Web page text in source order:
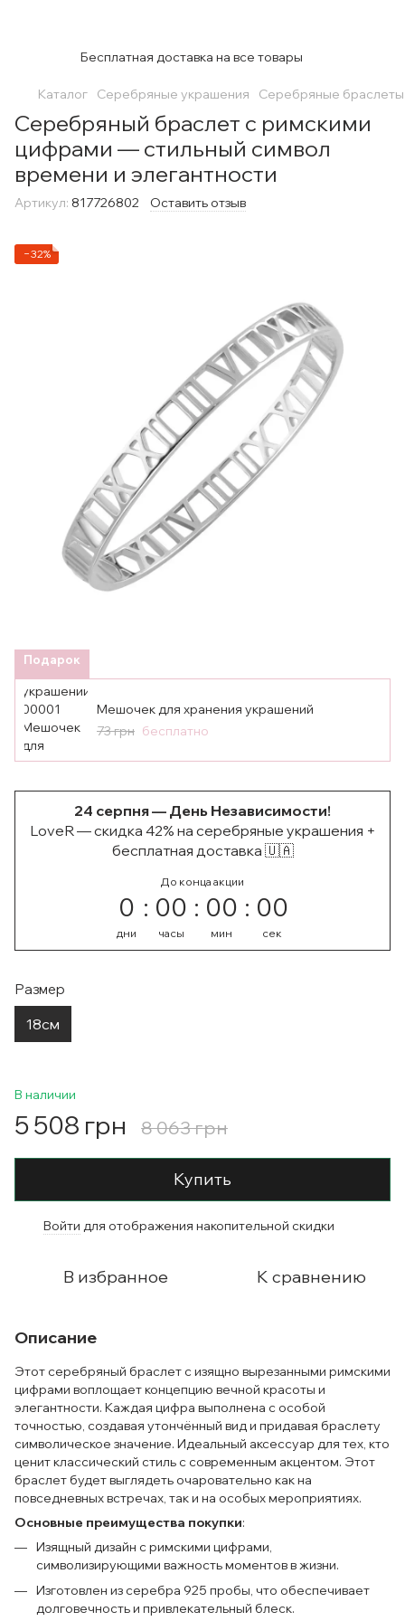
Бесплатная доставка на все товары
Каталог Серебряные украшения Серебряные браслеты
Серебряный браслет с римскими
цифрами — стильный символ
времени и элегантности
Артикул: 817726802 Оставить отзыв
−32%
Подарок
Мешочек для хранения украшений
73 грн бесплатно
24 серпня — День Независимости!
LoveR — скидка 42% на серебряные украшения +
бесплатная доставка 🇺🇦
До конца акции
0
дни
00
часы
00
мин
00
сек
Размер
18см
В наличии
5 508 грн 8 063 грн
Купить
Войти для отображения накопительной скидки
В избранное К сравнению
Описание
Этот серебряный браслет с изящно вырезанными римскими
цифрами воплощает концепцию вечной красоты и
элегантности. Каждая цифра выполнена с особой
точностью, создавая утончённый вид и придавая браслету
символическое значение. Идеальный аксессуар для тех, кто
ценит классический стиль с современным акцентом. Этот
браслет будет выглядеть очаровательно как на
повседневных встречах, так и на особых мероприятиях.
Основные преимущества покупки:
Изящный дизайн с римскими цифрами,
символизирующими важность моментов в жизни.
Изготовлен из серебра 925 пробы, что обеспечивает
долговечность и привлекательный блеск.